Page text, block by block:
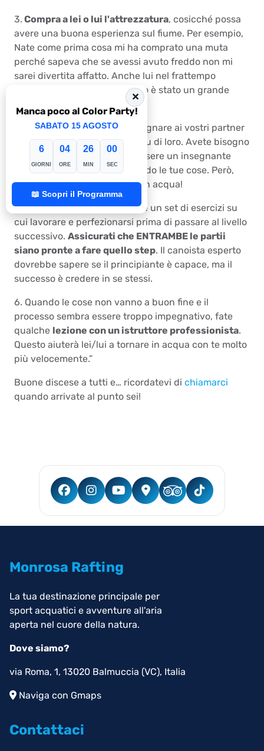
✕
Manca poco al Color Party!
SABATO 15 AGOSTO
6
GIORNI
04
ORE
26
MIN
00
SEC
📖 Scopri il Programma
3. Compra a lei o lui l'attrezzatura, cosicché possa
avere una buona esperienza sul fiume. Per esempio,
Nate come prima cosa mi ha comprato una muta
perché sapeva che se avessi avuto freddo non mi
sarei divertita affatto. Anche lui nel frattempo
indossava la sua muta. Questo è stato un grande
Spostati dai riflettori
. Insegnare ai vostri partner
non è una cosa su di voi, ma su di loro. Avete bisogno
di trovare un equilibrio tra l'essere un insegnante
efficace e fare lo scemo facendo le tue cose. Però,
non esagerare nel fare il figo in acqua!
5. Lavorate insieme per creare un set di esercizi su
cui lavorare e perfezionarsi prima di passare al livello
successivo. Assicurati che ENTRAMBE le partii
siano pronte a fare quello step. Il canoista esperto
dovrebbe sapere se il principiante è capace, ma il
successo è credere in se stessi.
6. Quando le cose non vanno a buon fine e il
processo sembra essere troppo impegnativo, fate
qualche lezione con un istruttore professionista.
Questo aiuterà lei/lui a tornare in acqua con te molto
più velocemente.”
Buone discese a tutti e… ricordatevi di chiamarci
quando arrivate al punto sei!
Monrosa Rafting
La tua destinazione principale per
sport acquatici e avventure all'aria
aperta nel cuore della natura.
Dove siamo?
via Roma, 1, 13020 Balmuccia (VC), Italia
Naviga con Gmaps
Contattaci